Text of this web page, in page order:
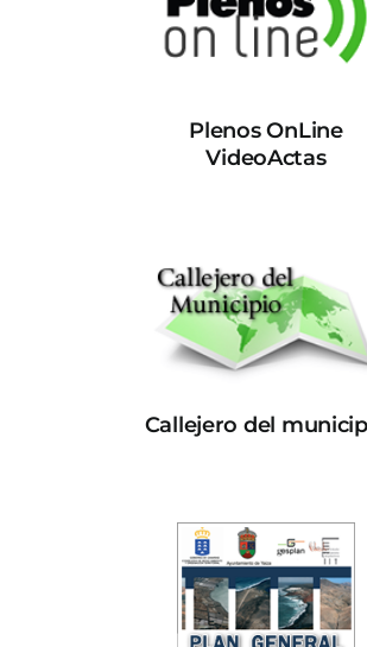
Plenos OnLine
VideoActas
Callejero del